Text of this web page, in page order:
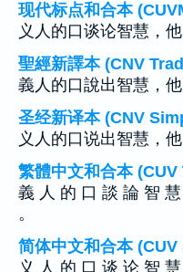
现代标点和合本
义人的口谈论智慧，
聖經新譯本 (CNV
義人的口說出智慧，他
圣经新译本 (CNV
义人的口说出智慧，
繁體中文和合本
義 人 的 口 談 論 智
。
简体中文和合本
义 人 的 口 谈 论 智